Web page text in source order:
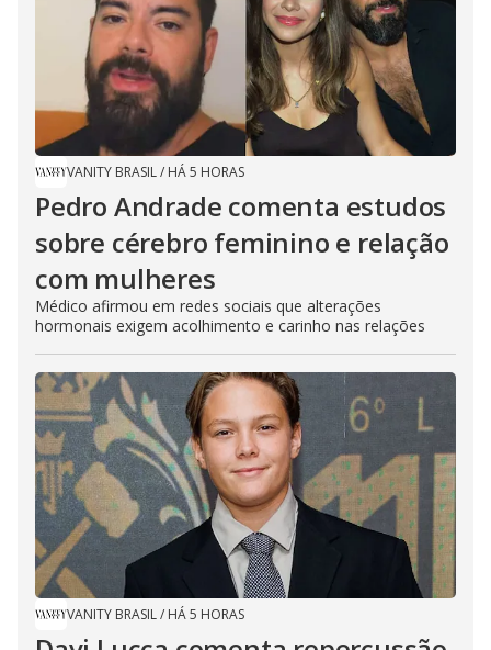
VANITY BRASIL/ HÁ 5 HORAS
Pedro Andrade comenta estudos
sobre cérebro feminino e relação
com mulheres
Médico afirmou em redes sociais que alterações
hormonais exigem acolhimento e carinho nas relações
VANITY BRASIL/ HÁ 5 HORAS